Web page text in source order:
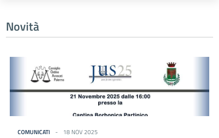
Novità
COMUNICATI 18 NOV 2025